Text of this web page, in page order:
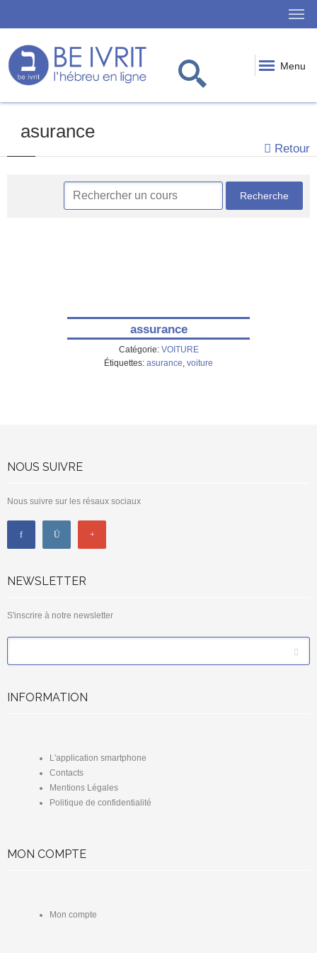
Menu
asurance
Retour
assurance
Catégorie: VOITURE
Étiquettes: asurance, voiture
NOUS SUIVRE
Nous suivre sur les résaux sociaux
NEWSLETTER
S'inscrire à notre newsletter
INFORMATION
L'application smartphone
Contacts
Mentions Légales
Politique de confidentialité
MON COMPTE
Mon compte